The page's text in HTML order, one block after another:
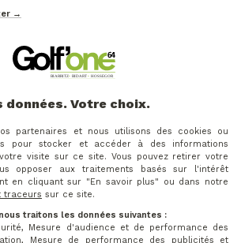
Price18 €
Regular price
HOMME
-13%
GOLF PRIDE - GRIP HOMME
→
données. Votre choix.
partenaires et nous utilisons des cookies ou
pour stocker et accéder à des informations
visite sur ce site. Vous pouvez retirer votre
opposer aux traitements basés sur l'intérêt
en cliquant sur "En savoir plus" ou dans notre
traceurs sur ce site.
traitons les données suivantes :
Mesure d'audience et de performance des
Mesure de performance des publicités et